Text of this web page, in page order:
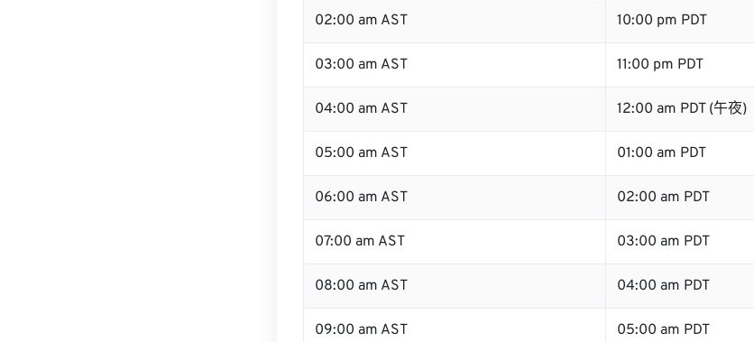
02:00 am AST 10:00 pm PDT
03:00 am AST 11:00 pm PDT
04:00 am AST 12:00 am PDT (午夜)
05:00 am AST 01:00 am PDT
06:00 am AST 02:00 am PDT
07:00 am AST 03:00 am PDT
08:00 am AST 04:00 am PDT
09:00 am AST 05:00 am PDT